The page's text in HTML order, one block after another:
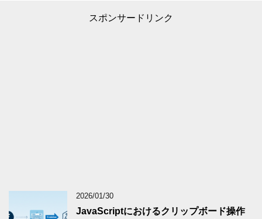
スポンサードリンク
2026/01/30
JavaScriptにおけるクリップボード操作